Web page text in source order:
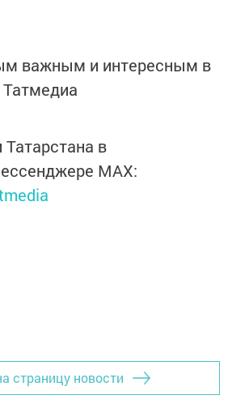
важным и интересным в
Татмедиа
Татарстана в
MАХ:
страницу новости